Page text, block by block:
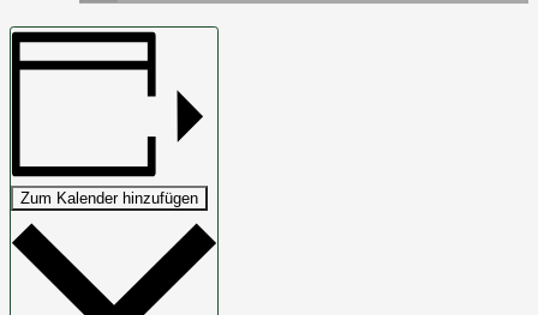
Zum Kalender hinzufügen